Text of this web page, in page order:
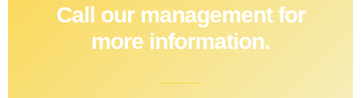
Call our management for
more information.